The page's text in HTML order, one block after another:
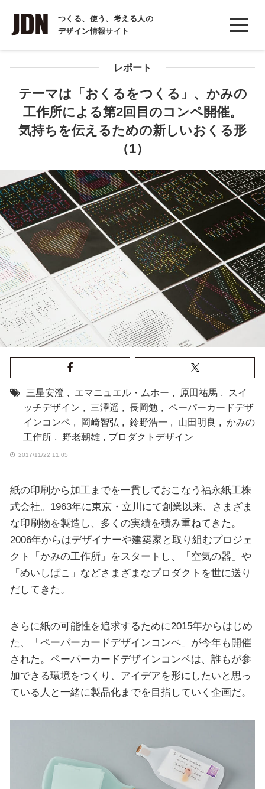
つくる、使う、考える人の
デザイン情報サイト
INTERVIEW
インタビュー
REPORT
COLUMN
コラム
レポート
テーマは「おくるをつくる」、かみの
工作所による第2回目のコンペ開催。
気持ちを伝えるための新しいおくる形
（1）
三星安澄 , エマニュエル・ムホー , 原田祐馬 ,
スイ
ッチデザイン , 三澤遥 , 長岡勉 , ペーパーカードデザ
インコンペ , 岡崎智弘 , 鈴野浩一 , 山田明良 , かみの
工作所 , 野老朝雄 , プロダクトデザイン
2017/11/22 11:05
紙の印刷から加工までを一貫しておこなう福永紙工株
式会社。1963年に東京・立川にて創業以来、さまざま
な印刷物を製造し、多くの実績を積み重ねてきた。
2006年からはデザイナーや建築家と取り組むプロジェ
クト「かみの工作所」をスタートし、「空気の器」や
「めいしばこ」などさまざまなプロダクトを世に送り
だしてきた。
さらに紙の可能性を追求するために2015年からはじめ
た、「ペーパーカードデザインコンペ」が今年も開催
された。ペーパーカードデザインコンペは、誰もが参
加できる環境をつくり、アイデアを形にしたいと思っ
ている人と一緒に製品化までを目指していく企画だ。